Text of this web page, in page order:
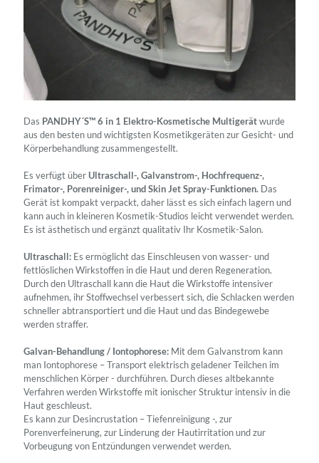
Das PANDHY´S™ 6 in 1 Elektro-Kosmetische Multigerätwurde
aus den besten und wichtigsten Kosmetikgeräten zur Gesicht- und
Körperbehandlung zusammengestellt.
Es verfügt überUltraschall-, Galvanstrom-, Hochfrequenz-,
Frimator-, Porenreiniger-, und Skin Jet Spray-Funktionen. Das
Gerät ist kompakt verpackt, daher lässt es sich einfach lagern und
kann auch in kleineren Kosmetik-Studios leicht verwendet werden.
Es ist ästhetisch und ergänzt qualitativ Ihr Kosmetik-Salon.
Ultraschall: Es ermöglicht das Einschleusen von wasser- und
fettlöslichen Wirkstoffen in die Haut und deren Regeneration.
Durch den Ultraschall kann die Haut die Wirkstoffe intensiver
aufnehmen, ihr Stoffwechsel verbessert sich, die Schlacken werden
schneller abtransportiert und die Haut und das Bindegewebe
werden straffer.
Galvan-Behandlung / Iontophorese: Mit dem Galvanstrom kann
man Iontophorese – Transport elektrisch geladener Teilchen im
menschlichen Körper - durchführen. Durch dieses altbekannte
Verfahren werden Wirkstoffe mit ionischer Struktur intensiv in die
Haut geschleust.
Es kann zur Desincrustation – Tiefenreinigung -, zur
Porenverfeinerung, zur Linderung der Hautirritation und zur
Vorbeugung von Entzündungen verwendet werden.